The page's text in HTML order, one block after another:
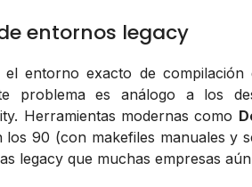
entornos legacy
entorno exacto de compilación
problema es análogo a los
Herramientas modernas como
90 (con makefiles manuales y
legacy que muchas empresas